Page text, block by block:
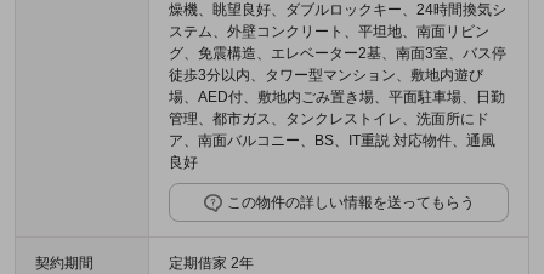
燥機、眺望良好、ダブルロックキー、24時間換気シ
ステム、外壁コンクリート、平坦地、南面リビン
グ、免震構造、エレベーター2基、南面3室、バス停
徒歩3分以内、タワー型マンション、敷地内遊び
場、AED付、敷地内ごみ置き場、平面駐車場、日勤
管理、都市ガス、タンクレストイレ、洗面所にド
ア、南面バルコニー、BS、IT重説 対応物件、通風
良好
この物件の詳しい情報を送ってもらう
契約期間 定期借家 2年